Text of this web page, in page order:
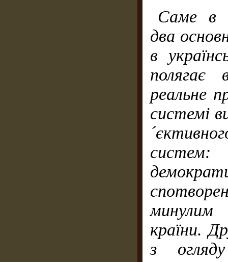
Саме в
два
в
полягає
реальне
системі
систем:
минулим
країни.
з